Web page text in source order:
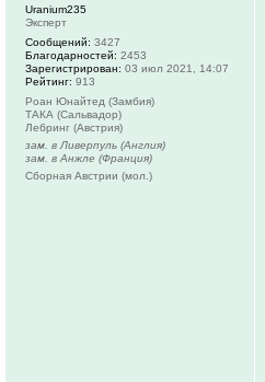
Uranium235
Эксперт
Сообщений: 3427
Благодарностей: 2453
Зарегистрирован: 03 июл 2021, 14:07
Рейтинг: 913
Роан Юнайтед (Замбия)
ТАКА (Сальвадор)
Лебринг (Австрия)
зам. в Ливерпуль (Англия)
зам. в Анжле (Франция)
Сборная Австрии (мол.)